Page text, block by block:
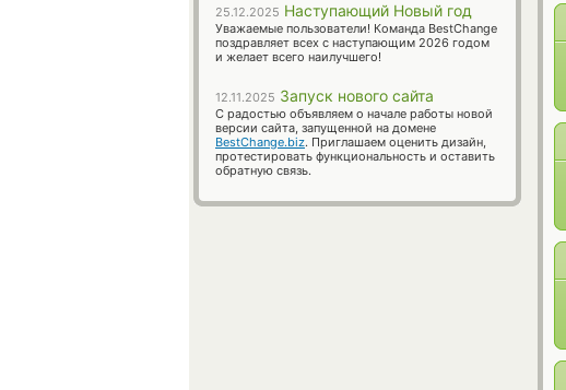
25.12.2025 Наступающий Новый год
Уважаемые пользователи! Команда BestChange
поздравляет всех с наступающим 2026 годом
и желает всего наилучшего!
12.11.2025 Запуск нового сайта
С радостью объявляем о начале работы новой
версии сайта, запущенной на домене
BestChange.biz. Приглашаем оценить дизайн,
протестировать функциональность и оставить
обратную связь.